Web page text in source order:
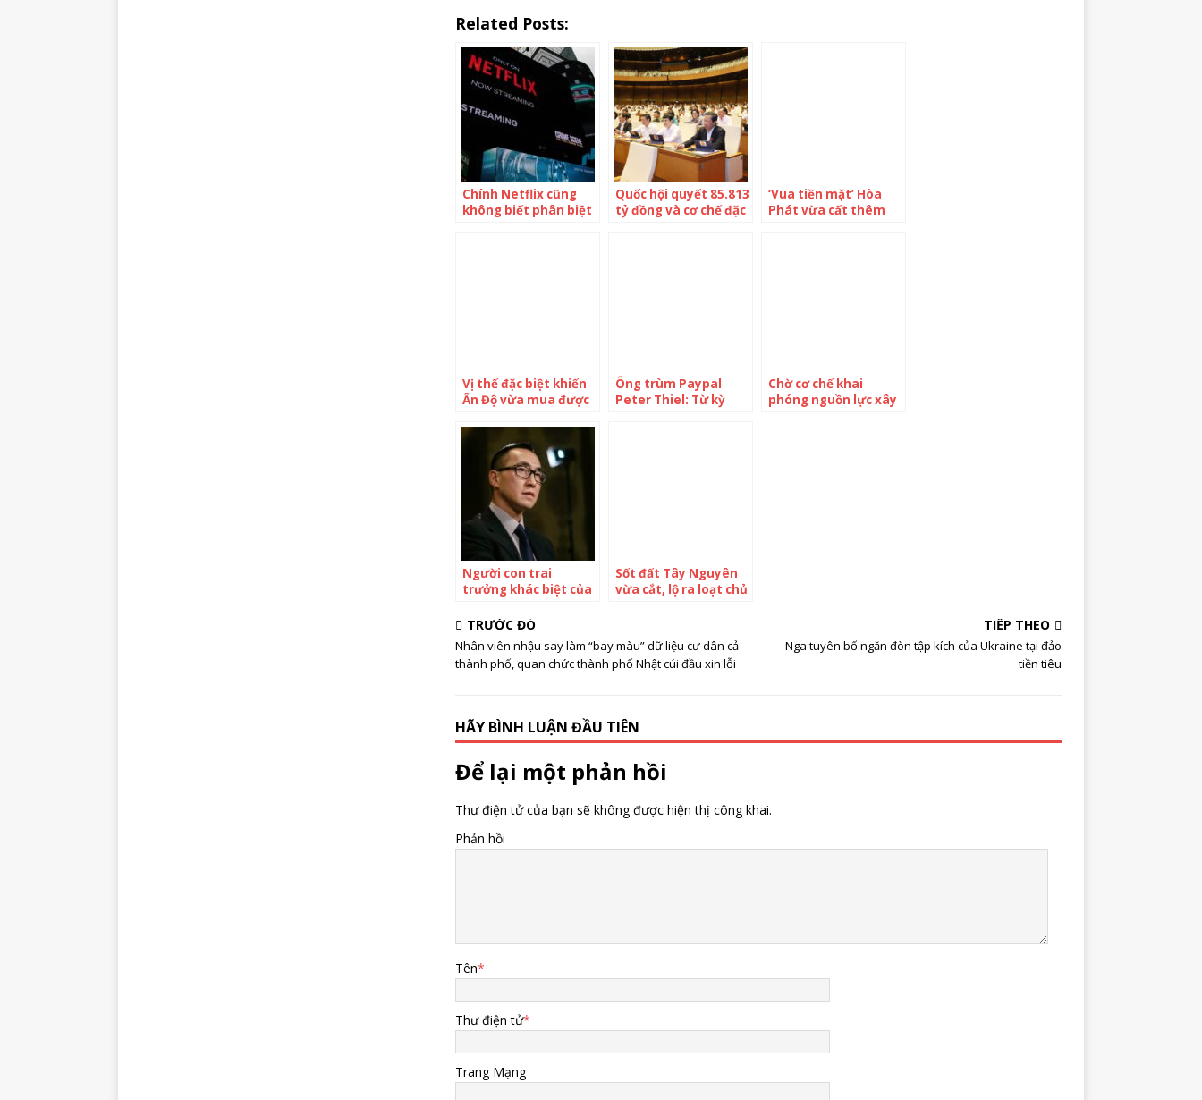
Related Posts:
Chính Netflix cũng
không biết phân biệt
Quốc hội quyết 85.813
tỷ đồng và cơ chế đặc
‘Vua tiền mặt’ Hòa
Phát vừa cất thêm
Vị thế đặc biệt khiến
Ấn Độ vừa mua được
vừa “làm bạn” với Mỹ
Ông trùm Paypal
Peter Thiel: Từ kỳ
Chờ cơ chế khai
phóng nguồn lực xây
Người con trai
trưởng khác biệt của
Từ chối thừa kế gia
nghiệp, tự xây dựng
đế chế riêng và trở
thành tỷ phú
Sốt đất Tây Nguyên
vừa cắt, lộ ra loạt chủ
chỉ giao dịch đất
vườn
TRƯỚC ĐÓ
Nhân viên nhậu say làm “bay màu” dữ liệu cư dân cả
thành phố, quan chức thành phố Nhật cúi đầu xin lỗi
TIẾP THEO
Nga tuyên bố ngăn đòn tập kích của Ukraine tại đảo
tiền tiêu
HÃY BÌNH LUẬN ĐẦU TIÊN
Để lại một phản hồi
Thư điện tử của bạn sẽ không được hiện thị công khai.
Phản hồi
Tên*
Thư điện tử*
Trang Mạng